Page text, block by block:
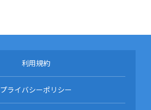
利用規約
プライバシーポリシー